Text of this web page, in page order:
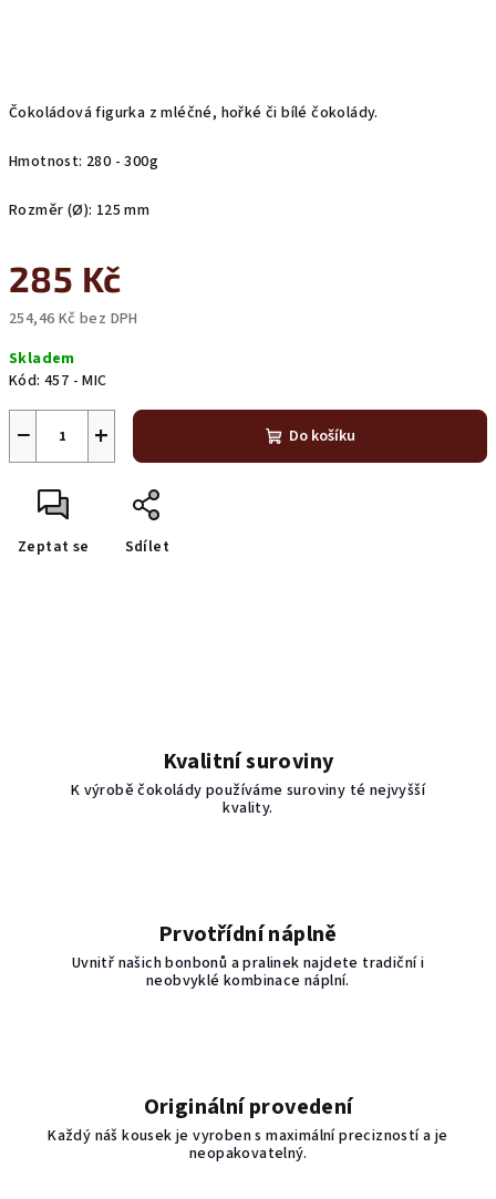
Čokoládová figurka z mléčné, hořké či bílé čokolády.
Hmotnost: 280 - 300g
Rozměr (Ø): 125 mm
285 Kč
254,46 Kč bez DPH
cena:
Skladem
Kód: 457 - MIC
+
− Do košíku
Zeptat se Sdílet
Kvalitní suroviny
K výrobě čokolády používáme suroviny té nejvyšší
kvality.
Prvotřídní náplně
Uvnitř našich bonbonů a pralinek najdete tradiční i
neobvyklé kombinace náplní.
Originální provedení
Každý náš kousek je vyroben s maximální precizností a je
neopakovatelný.